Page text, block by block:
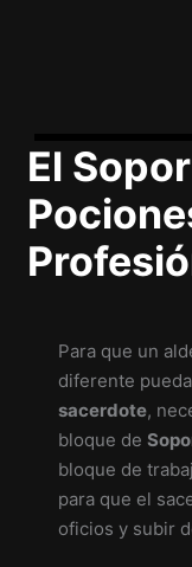
El
Para que un
diferente
sacerdote,
bloque de
bloque de
para que el
oficios y subir